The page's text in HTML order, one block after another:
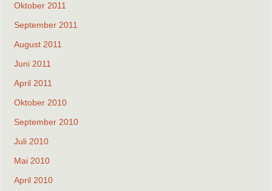
Oktober 2011
September 2011
August 2011
Juni 2011
April 2011
Oktober 2010
September 2010
Juli 2010
Mai 2010
April 2010